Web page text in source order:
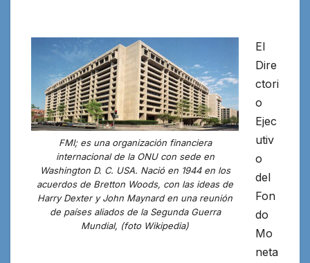
FMI; es una organización financiera
internacional de la ONU con sede en
Washington D. C. USA. Nació en 1944 en los
acuerdos de Bretton Woods, con las ideas de
Harry Dexter y John Maynard en una reunión
de países aliados de la Segunda Guerra
Mundial, (foto Wikipedia)
El
Dire
ctori
o
Ejec
utiv
o
del
Fon
do
Mo
neta